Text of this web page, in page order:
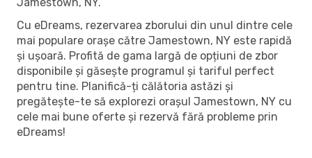
Cu eDreams, rezervarea zborului din unul dintre cele
mai populare orașe către Jamestown, NY este rapidă
și ușoară. Profită de gama largă de opțiuni de zbor
disponibile și găsește programul și tariful perfect
pentru tine. Planifică-ți călătoria astăzi și
pregătește-te să explorezi orașul Jamestown, NY cu
cele mai bune oferte și rezervă fără probleme prin
eDreams!